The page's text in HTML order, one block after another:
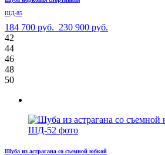
ШД-85
184 700 руб. 230 900 руб.
42
44
46
48
50
Шуба из астрагана со съемной юбкой